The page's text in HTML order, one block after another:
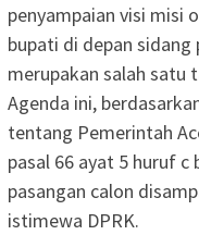
penyampaian visi misi
bupati di depan
merupakan salah satu
Agenda ini,
tentang Pemerintah
pasal 66 ayat 5 huruf c
pasangan calon
istimewa DPRK.